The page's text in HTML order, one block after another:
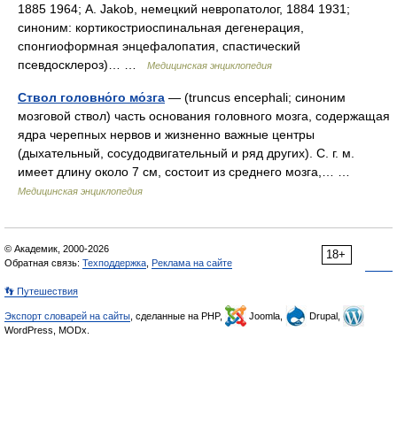
1885 1964; A. Jakob, немецкий невропатолог, 1884 1931;
синоним: кортикостриоспинальная дегенерация,
спонгиоформная энцефалопатия, спастический
псевдосклероз)… …
Медицинская энциклопедия
Ствол головно́го мо́зга — (truncus encephali; синоним
мозговой ствол) часть основания головного мозга, содержащая
ядра черепных нервов и жизненно важные центры
(дыхательный, сосудодвигательный и ряд других). С. г. м.
имеет длину около 7 см, состоит из среднего мозга,… …
Медицинская энциклопедия
18+
© Академик, 2000-2026
Обратная связь: Техподдержка Реклама на сайте
👣 Путешествия
Экспорт словарей на сайты , сделанные на PHP, Joomla,
Drupal,
WordPress, MODx.